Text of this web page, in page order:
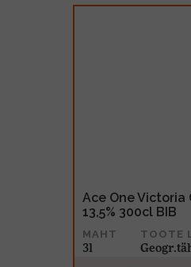
Ace One Victoria
13,5% 300cl BIB
MAHT
3l
TOOTE